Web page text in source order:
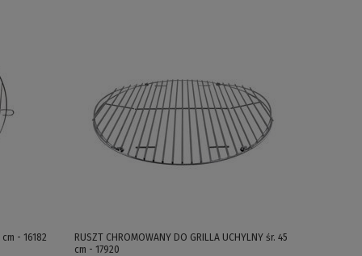
cm - 16182
RUSZT CHROMOWANY DO GRILLA UCHYLNY śr. 45
cm - 17920